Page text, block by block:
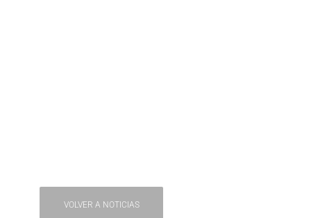
VOLVER A NOTICIAS